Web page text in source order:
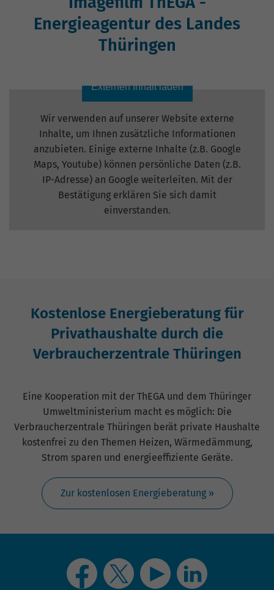
Energieagentur des Landes
Thüringen
Externen Inhalt laden
Wir verwenden auf unserer Website externe
Inhalte, um Ihnen zusätzliche Informationen
anzubieten. Einige externe Inhalte (z.B. Google
Maps, Youtube) können persönliche Daten (z.B.
IP-Adresse) an Google weiterleiten. Mit der
Bestätigung erklären Sie sich damit
einverstanden.
Kostenlose Energieberatung für
Privathaushalte durch die
Verbraucherzentrale Thüringen
Eine Kooperation mit der ThEGA und dem Thüringer
Umweltministerium macht es möglich: Die
Verbraucherzentrale Thüringen berät private Haushalte
kostenfrei zu den Themen Heizen, Wärmedämmung,
Strom sparen und energieeffiziente Geräte.
Zur kostenlosen Energieberatung »